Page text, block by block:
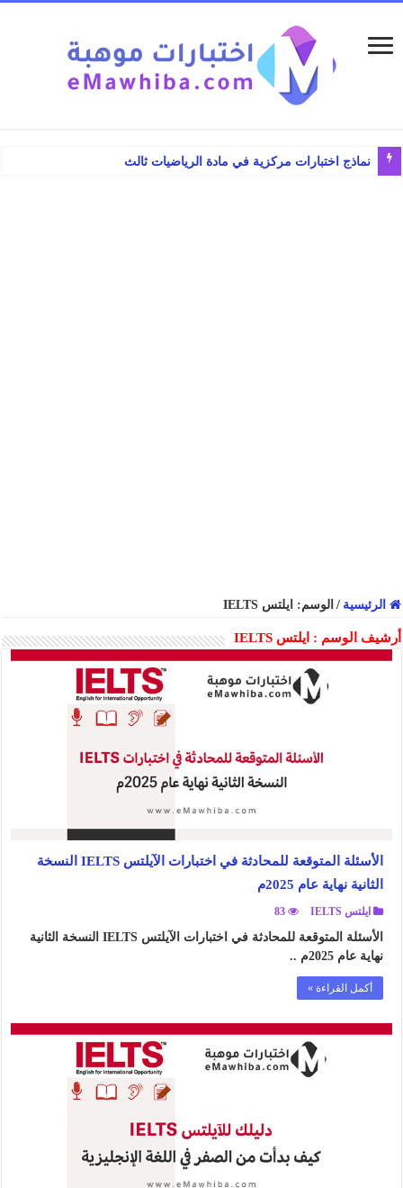
نماذج اختبارات مركزية في مادة الرياضيات ثالث ابتدائي
الرئيسية / الوسم: ايلتس IELTS
أرشيف الوسم : ايلتس IELTS
الأسئلة المتوقعة للمحادثة في اختبارات الآيلتس IELTS النسخة
الثانية نهاية عام 2025م
ايلتس IELTS 83
الأسئلة المتوقعة للمحادثة في اختبارات الآيلتس IELTS النسخة الثانية
نهاية عام 2025م ..
أكمل القراءة »